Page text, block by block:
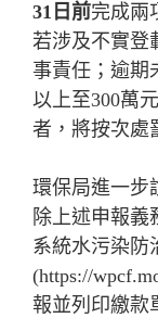
31 日前完成兩
若涉及不實登
事責任；逾期
以上至300萬
者，將按次處
環保局進一步
除上述申報義
系統水污染防
(https://
報並列印繳款